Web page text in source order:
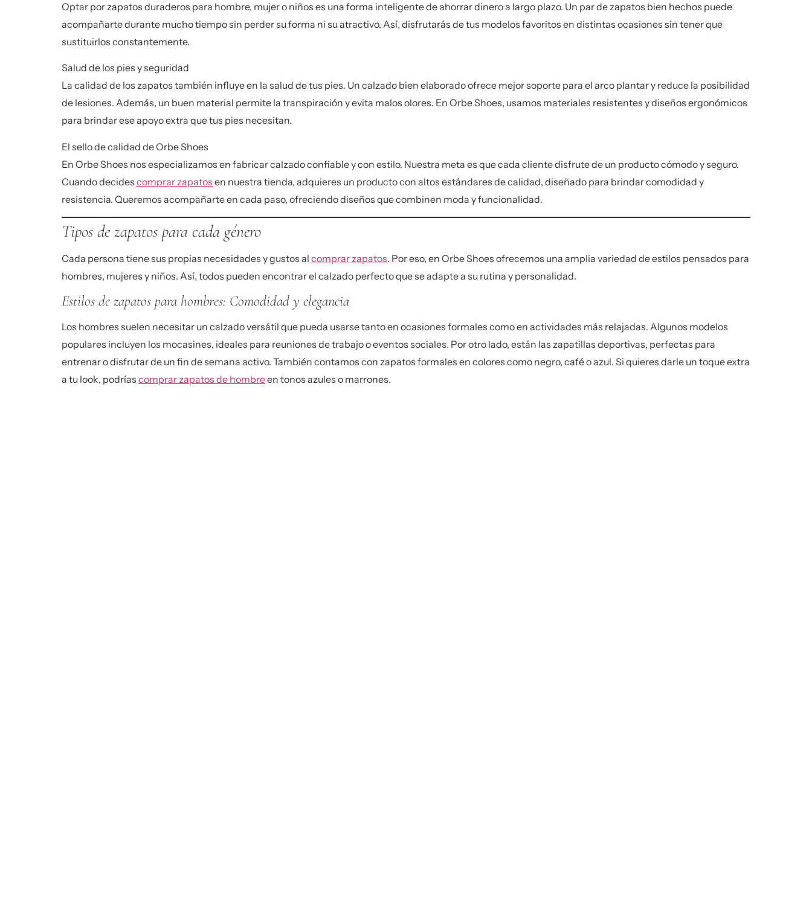
Optar por zapatos duraderos para hombre, mujer o niños es una forma inteligente de ahorrar dinero a largo plazo. Un par de zapatos bien hechos puede
acompañarte durante mucho tiempo sin perder su forma ni su atractivo. Así, disfrutarás de tus modelos favoritos en distintas ocasiones sin tener que
sustituirlos constantemente.
Salud de los pies y seguridad
La calidad de los zapatos también influye en la salud de tus pies. Un calzado bien elaborado ofrece mejor soporte para el arco plantar y reduce la posibilidad
de lesiones. Además, un buen material permite la transpiración y evita malos olores. En Orbe Shoes, usamos materiales resistentes y diseños ergonómicos
para brindar ese apoyo extra que tus pies necesitan.
El sello de calidad de Orbe Shoes
En Orbe Shoes nos especializamos en fabricar calzado confiable y con estilo. Nuestra meta es que cada cliente disfrute de un producto cómodo y seguro.
Cuando decides comprar zapatos en nuestra tienda, adquieres un producto con altos estándares de calidad, diseñado para brindar comodidad y
resistencia. Queremos acompañarte en cada paso, ofreciendo diseños que combinen moda y funcionalidad.
Tipos de zapatos para cada género
Cada persona tiene sus propias necesidades y gustos al comprar zapatos. Por eso, en Orbe Shoes ofrecemos una amplia variedad de estilos pensados para
hombres, mujeres y niños. Así, todos pueden encontrar el calzado perfecto que se adapte a su rutina y personalidad.
Estilos de zapatos para hombres: Comodidad y elegancia
Los hombres suelen necesitar un calzado versátil que pueda usarse tanto en ocasiones formales como en actividades más relajadas. Algunos modelos
populares incluyen los mocasines, ideales para reuniones de trabajo o eventos sociales. Por otro lado, están las zapatillas deportivas, perfectas para
entrenar o disfrutar de un fin de semana activo. También contamos con zapatos formales en colores como negro, café o azul. Si quieres darle un toque extra
a tu look, podrías comprar zapatos de hombreen tonos azules o marrones.